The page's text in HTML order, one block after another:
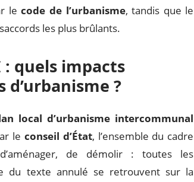
lecode de l’urbanisme, tandis que le
les plus brûlants.
: quels impacts
?
local d’urbanisme intercommunal
le conseil d’État, l’ensemble du cadre
de démolir : toutes les
du texte annulé se retrouvent sur la